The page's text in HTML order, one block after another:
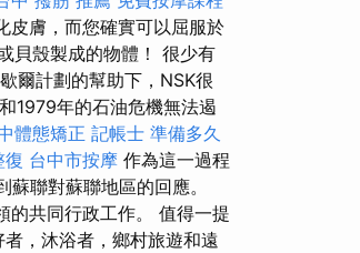
皮膚，而您確實可以屈服於
貝殼製成的物體！ 很少有
爾計劃的幫助下，NSK很
1979年的石油危機無法遏
體態矯正 記帳士 準備多久
復 台中市按摩 作為這一過程
聯對蘇聯地區的回應。
的共同行政工作。 值得一提
，沐浴者，鄉村旅遊和遠